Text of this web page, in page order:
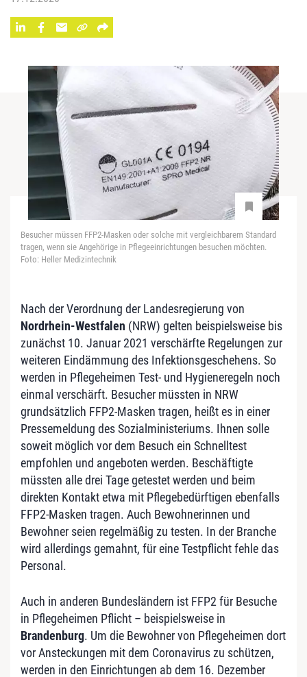
Besucher müssen FFP2-Masken oder solche mit vergleichbarem Standard
tragen, wenn sie Angehörige in Pflegeeinrichtungen besuchen möchten.
Foto: Heller Medizintechnik
Nach der Verordnung der Landesregierung von
Nordrhein-Westfalen (NRW) gelten beispielsweise bis
zunächst 10. Januar 2021 verschärfte Regelungen zur
weiteren Eindämmung des Infektionsgeschehens. So
werden in Pflegeheimen Test- und Hygieneregeln noch
einmal verschärft. Besucher müssten in NRW
grundsätzlich FFP2-Masken tragen, heißt es in einer
Pressemeldung des Sozialministeriums. Ihnen solle
soweit möglich vor dem Besuch ein Schnelltest
empfohlen und angeboten werden. Beschäftigte
müssten alle drei Tage getestet werden und beim
direkten Kontakt etwa mit Pflegebedürftigen ebenfalls
FFP2-Masken tragen. Auch Bewohnerinnen und
Bewohner seien regelmäßig zu testen. In der Branche
wird allerdings gemahnt, für eine Testpflicht fehle das
Personal.
Auch in anderen Bundesländern ist FFP2 für Besuche
in Pflegeheimen Pflicht – beispielsweise in
Brandenburg. Um die Bewohner von Pflegeheimen dort
vor Ansteckungen mit dem Coronavirus zu schützen,
werden in den Einrichtungen ab dem 16. Dezember